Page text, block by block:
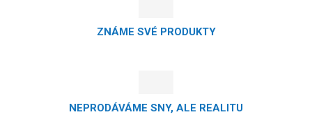
ZNÁME SVÉ PRODUKTY
NEPRODÁVÁME SNY, ALE REALITU